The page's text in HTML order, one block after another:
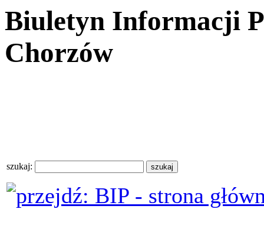
Biuletyn Informacji
Chorzów
szukaj: